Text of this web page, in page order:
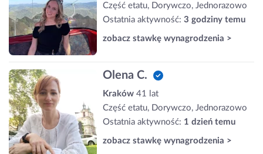
Część etatu, Dorywczo, Jednorazowo
Ostatnia aktywność: 3 godziny temu
zobacz stawkę wynagrodzenia >
Olena C.
Kraków 41 lat
Część etatu, Dorywczo, Jednorazowo
Ostatnia aktywność: 1 dzień temu
zobacz stawkę wynagrodzenia >